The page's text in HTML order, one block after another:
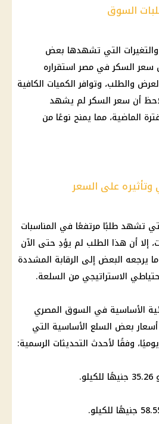
السوق
التي تشهدها بعض
سعر السكر في مصر استقراره
والطلب، وتوافر الكميات الكافية
أن سعر السكر لم يشهد
الماضية، مما يمنح نوعًا من
على السعر
تشهد طلبًا مرتفعًا في المناسبات
إلا أن هذا الطلب لم يؤدِ حتى الآن
يرجعه البعض إلى الرقابة المشددة
الاستراتيجي من السلعة.
الأساسية في السوق المصري
بعض السلع الأساسية التي
وفقًا لأحدث التحديثات الرسمية: